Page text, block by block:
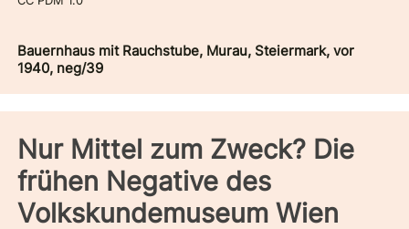
Nur Mittel zum Zweck? Die
frühen Negative des
Volkskundemuseum Wien
Bauernhaus mit Rauchstube, Murau, Steiermark, vor
1940, neg/39